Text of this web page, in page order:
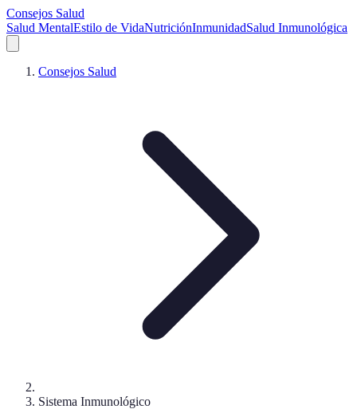
Consejos Salud
Salud MentalEstilo de VidaNutriciónInmunidadSalud Inmunológica
Consejos Salud
Sistema Inmunológico